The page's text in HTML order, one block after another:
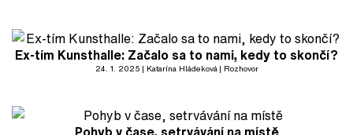
Ex-tím Kunsthalle: Začalo sa to nami, kedy to skončí?
24. 1. 2025 Katarína Hládeková Rozhovor